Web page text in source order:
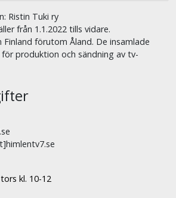
Ristin Tuki ry
från 1.1.2022 tills vidare.
Finland förutom Åland. De insamlade
produktion och sändning av tv-
kl. 10-12